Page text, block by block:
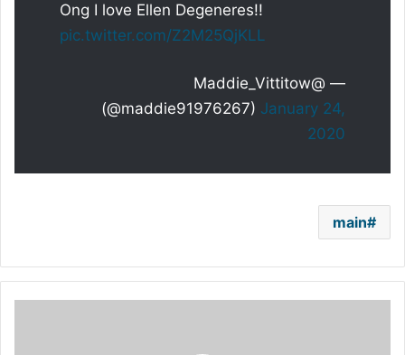
Ong I love Ellen Degeneres!!
pic.twitter.com/Z2M25QjKLL
— @Maddie_Vittitow
(@maddie91976267) January 24,
2020
main